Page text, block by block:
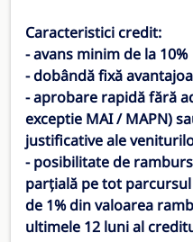
Caracteristici credit:
- avans minim de la 10%
- dobândă fixă
- aprobare rapidă fără
exceptie MAI / MAPN)
justificative ale
- posibilitate de
parțială pe tot
de 1% din valoarea
ultimele 12 luni al